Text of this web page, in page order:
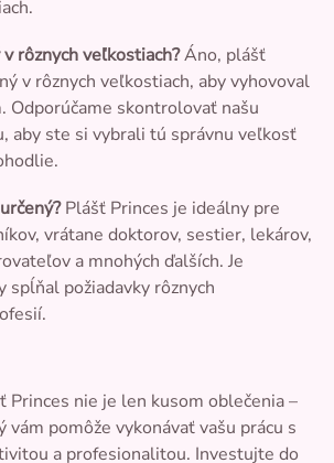
rôznych veľkostiach?Áno, plášť
v rôznych veľkostiach, aby vyhovoval
Odporúčame skontrolovať našu
aby ste si vybrali tú správnu veľkosť
Plášť Princes je ideálny pre
vrátane doktorov, sestier, lekárov,
a mnohých ďalších. Je
spĺňal požiadavky rôznych
Princes nie je len kusom oblečenia –
pomôže vykonávať vašu prácu s
a profesionalitou. Investujte do